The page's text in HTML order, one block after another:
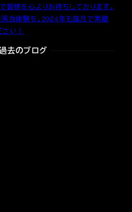
皆様を心よりお待ちしております。
食体験を。2024年も風月で素敵
い！
去のブログ